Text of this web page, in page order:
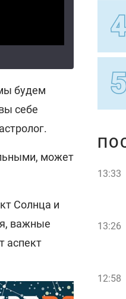
будем
себе
может
Солнца и
важные
аспект
13:33
13:26
12:58